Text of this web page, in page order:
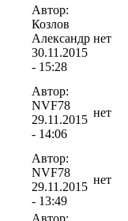
Автор:
Козлов
Александр
30.11.2015
- 15:28
нет
Автор:
NVF78
29.11.2015
- 14:06
нет
Автор:
NVF78
29.11.2015
- 13:49
нет
Автор: